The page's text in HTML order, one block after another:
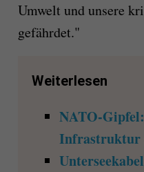
Umwelt und unsere
gefährdet."
Weiterlesen
NATO-
Infrastruktur